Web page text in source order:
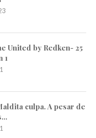
United by Redken- 25
1
culpa. A pesar de